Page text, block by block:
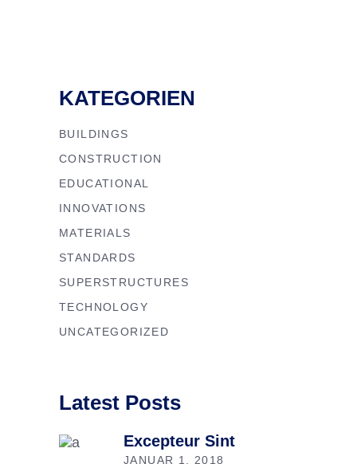
KATEGORIEN
BUILDINGS
CONSTRUCTION
EDUCATIONAL
INNOVATIONS
MATERIALS
STANDARDS
SUPERSTRUCTURES
TECHNOLOGY
UNCATEGORIZED
Latest Posts
Excepteur Sint
JANUAR 1, 2018